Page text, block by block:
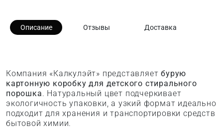
Описание Отзывы Доставка
Компания «Калкулэйт» представляетбурую
картонную коробку для детского стирального
порошка. Натуральный цвет подчеркивает
экологичность упаковки, а узкий формат идеально
подходит для хранения и транспортировки средств
бытовой химии.